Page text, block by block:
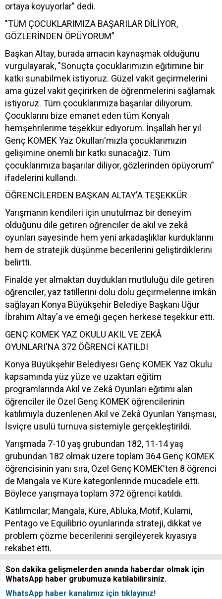
ortaya koyuyorlar” dedi.
"TÜM ÇOCUKLARIMIZA BAŞARILAR DİLİYOR,
GÖZLERİNDEN ÖPÜYORUM”
Başkan Altay, burada amacın kaynaşmak olduğunu
vurgulayarak, "Sonuçta çocuklarımızın eğitimine bir
katkı sunabilmek istiyoruz. Güzel vakit geçirmelerini
ama güzel vakit geçirirken de öğrenmelerini sağlamak
istiyoruz. Tüm çocuklarımıza başarılar diliyorum.
Çocuklarını bize emanet eden tüm Konyalı
hemşehrilerime teşekkür ediyorum. İnşallah her yıl
Genç KOMEK Yaz Okulları'mızla çocuklarımızın
gelişimine önemli bir katkı sunacağız. Tüm
çocuklarımıza başarılar diliyor, gözlerinden öpüyorum”
ifadelerini kullandı.
ÖĞRENCİLERDEN BAŞKAN ALTAY'A TEŞEKKÜR
Yarışmanın kendileri için unutulmaz bir deneyim
olduğunu dile getiren öğrenciler de akıl ve zekâ
oyunları sayesinde hem yeni arkadaşlıklar kurduklarını
hem de stratejik düşünme becerilerini geliştirdiklerini
belirtti.
Finalde yer almaktan duydukları mutluluğu dile getiren
öğrenciler, yaz tatillerini dolu dolu geçirmelerine imkân
sağlayan Konya Büyükşehir Belediye Başkanı Uğur
İbrahim Altay'a ve emeği geçen herkese teşekkür etti.
GENÇ KOMEK YAZ OKULU AKIL VE ZEKÂ
OYUNLARI'NA 372 ÖĞRENCİ KATILDI
Konya Büyükşehir Belediyesi Genç KOMEK Yaz Okulu
kapsamında yüz yüze ve uzaktan eğitim
programlarında Akıl ve Zekâ Oyunları eğitimi alan
öğrenciler ile Özel Genç KOMEK öğrencilerinin
katılımıyla düzenlenen Akıl ve Zekâ Oyunları Yarışması,
İsviçre usulü turnuva sistemiyle gerçekleştirildi.
Yarışmada 7-10 yaş grubundan 182, 11-14 yaş
grubundan 182 olmak üzere toplam 364 Genç KOMEK
öğrencisinin yanı sıra, Özel Genç KOMEK'ten 8 öğrenci
de Mangala ve Küre kategorilerinde mücadele etti.
Böylece yarışmaya toplam 372 öğrenci katıldı.
Katılımcılar; Mangala, Küre, Abluka, Motif, Kulami,
Pentago ve Equilibrio oyunlarında strateji, dikkat ve
problem çözme becerilerini sergileyerek kıyasıya
rekabet etti.
Son dakika gelişmelerden anında haberdar olmak için
WhatsApp haber grubumuza katılabilirsiniz.
WhatsApp haber kanalımız için tıklayınız!